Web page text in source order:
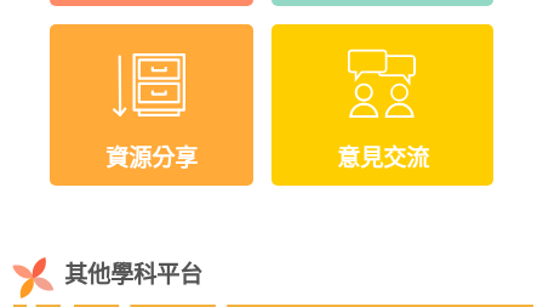
資源分享 意見交流
其他學科平台